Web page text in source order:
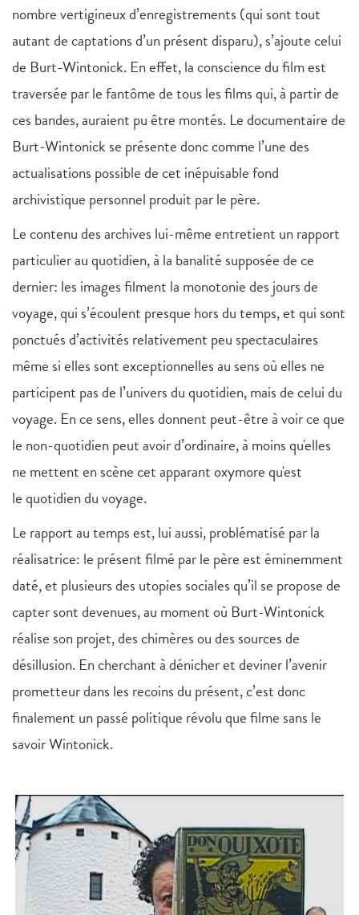
nombre vertigineux d’enregistrements (qui sont tout
autant de captations d’un présent disparu), s’ajoute celui
de Burt-Wintonick. En effet, la conscience du film est
traversée par le fantôme de tous les films qui, à partir de
ces bandes, auraient pu être montés. Le documentaire de
Burt-Wintonick se présente donc comme l’une des
actualisations possible de cet inépuisable fond
archivistique personnel produit par le père.
Le contenu des archives lui-même entretient un rapport
particulier au quotidien, à la banalité supposée de ce
dernier: les images filment la monotonie des jours de
voyage, qui s’écoulent presque hors du temps, et qui sont
ponctués d’activités relativement peu spectaculaires
même si elles sont exceptionnelles au sens où elles ne
participent pas de l’univers du quotidien, mais de celui du
voyage. En ce sens, elles donnent peut-être à voir ce que
le non-quotidien peut avoir d’ordinaire, à moins qu'elles
ne mettent en scène cet apparant oxymore qu'est
le quotidien du voyage.
Le rapport au temps est, lui aussi, problématisé par la
réalisatrice: le présent filmé par le père est éminemment
daté, et plusieurs des utopies sociales qu’il se propose de
capter sont devenues, au moment où Burt-Wintonick
réalise son projet, des chimères ou des sources de
désillusion. En cherchant à dénicher et deviner l’avenir
prometteur dans les recoins du présent, c’est donc
finalement un passé politique révolu que filme sans le
savoir Wintonick.